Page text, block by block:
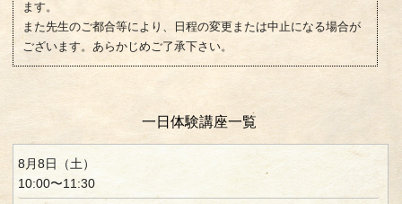
ます。
また先生のご都合等により、日程の変更または中止になる場合が
ございます。あらかじめご了承下さい。
一日体験講座一覧
8月8日（土）
10:00〜11:30